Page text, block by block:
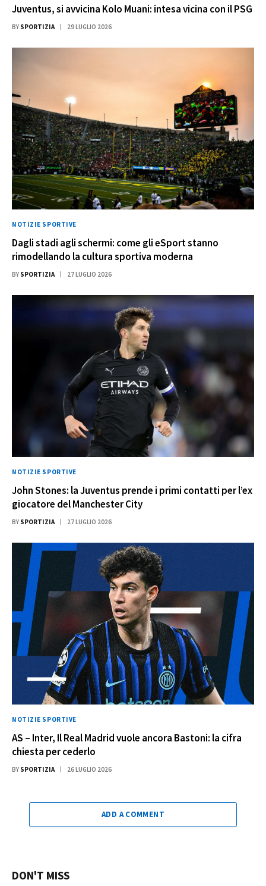
Juventus, si avvicina Kolo Muani: intesa vicina con il PSG
BY SPORTIZIA 29 LUGLIO 2026
NOTIZIE SPORTIVE
Dagli stadi agli schermi: come gli eSport stanno
rimodellando la cultura sportiva moderna
BY SPORTIZIA 27 LUGLIO 2026
NOTIZIE SPORTIVE
John Stones: la Juventus prende i primi contatti per l’ex
giocatore del Manchester City
BY SPORTIZIA 27 LUGLIO 2026
NOTIZIE SPORTIVE
AS – Inter, Il Real Madrid vuole ancora Bastoni: la cifra
chiesta per cederlo
BY SPORTIZIA 26 LUGLIO 2026
ADD A COMMENT
DON'T MISS